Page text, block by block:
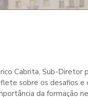
Cabrita, Sub-Diretor
sobre os desafios
da formação